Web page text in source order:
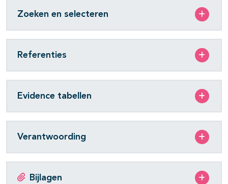
Zoeken en selecteren
Referenties
Evidence tabellen
Verantwoording
Bijlagen